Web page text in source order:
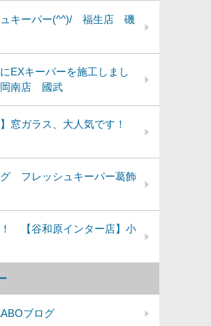
ブログ
ュキーパー(^^)/ 福生店 磯
EXキーパーを施工しまし
南店 國武
】窓ガラス、大人気です！
グ フレッシュキーパー葛飾
！ 【谷和原インター店】小